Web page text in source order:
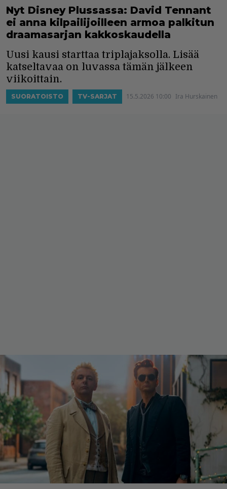
Nyt Disney Plussassa: David Tennant
ei anna kilpailijoilleen armoa palkitun
draamasarjan kakkoskaudella
Uusi kausi starttaa triplajaksolla. Lisää
katseltavaa on luvassa tämän jälkeen
viikoittain.
SUORATOISTO TV-SARJAT 15.5.2026 10:00 Ira Hurskainen